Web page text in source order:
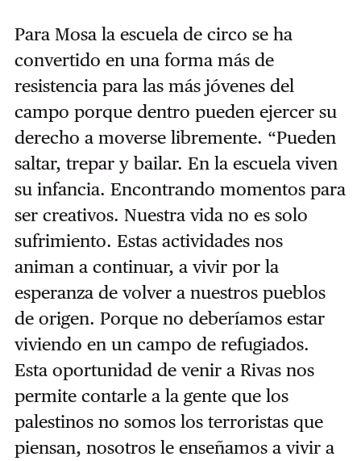
Para Mosa la escuela de circo se ha
convertido en una forma más de
resistencia para las más jóvenes del
campo porque dentro pueden ejercer su
derecho a moverse libremente. “Pueden
saltar, trepar y bailar. En la escuela viven
su infancia. Encontrando momentos para
ser creativos. Nuestra vida no es solo
sufrimiento. Estas actividades nos
animan a continuar, a vivir por la
esperanza de volver a nuestros pueblos
de origen. Porque no deberíamos estar
viviendo en un campo de refugiados.
Esta oportunidad de venir a Rivas nos
permite contarle a la gente que los
palestinos no somos los terroristas que
piensan, nosotros le enseñamos a vivir a